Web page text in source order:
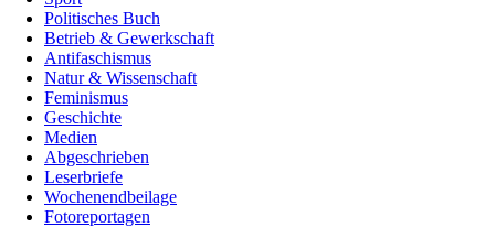
Politisches Buch
Betrieb & Gewerkschaft
Antifaschismus
Natur & Wissenschaft
Feminismus
Geschichte
Medien
Abgeschrieben
Leserbriefe
Wochenendbeilage
Fotoreportagen